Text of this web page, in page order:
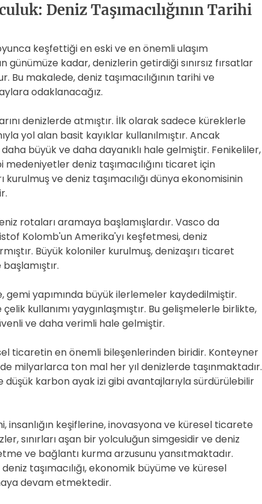
Deniz Taşımacılığının Tarihi
keşfettiği en eski ve en önemli ulaşım
kadar, denizlerin getirdiği sınırsız fırsatlar
makalede, deniz taşımacılığının tarihi ve
odaklanacağız.
denizlerde atmıştır. İlk olarak sadece küreklerle
yol alan basit kayıklar kullanılmıştır. Ancak
büyük ve daha dayanıklı hale gelmiştir. Fenikeliler,
deniz taşımacılığını ticaret için
ve deniz taşımacılığı dünya ekonomisinin
rotaları aramaya başlamışlardır. Vasco da
Kolomb'un Amerika'yı keşfetmesi, deniz
Büyük koloniler kurulmuş, denizaşırı ticaret
yapımında büyük ilerlemeler kaydedilmiştir.
kullanımı yaygınlaşmıştır. Bu gelişmelerle birlikte,
ve daha verimli hale gelmiştir.
ticaretin en önemli bileşenlerinden biridir. Konteyner
milyarlarca ton mal her yıl denizlerde taşınmaktadır.
düşük karbon ayak izi gibi avantajlarıyla sürdürülebilir
insanlığın keşiflerine, inovasyona ve küresel ticarete
sınırları aşan bir yolculuğun simgesidir ve deniz
ve bağlantı kurma arzusunu yansıtmaktadır.
taşımacılığı, ekonomik büyüme ve küresel
devam etmektedir.